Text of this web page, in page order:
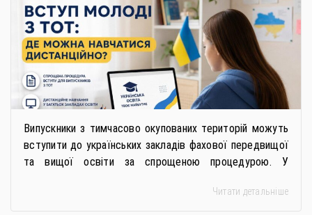
Випускники з тимчасово окупованих територій можуть
вступити до українських закладів фахової передвищої
та вищої освіти за спрощеною процедурою. У
дистанційне навчання, що дає можливість здобувати
Читати детальніше